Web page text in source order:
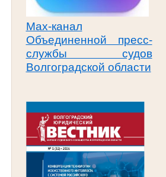
Max-канал
Объединенной пресс-
службы судов
Волгоградской области